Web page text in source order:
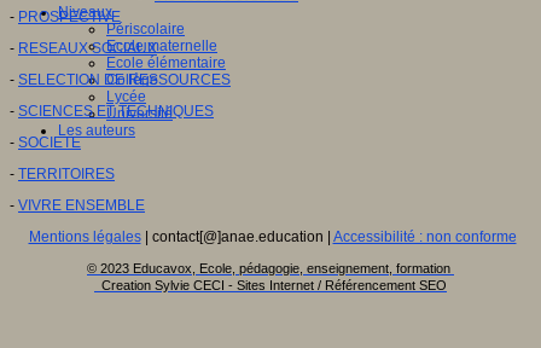
Niveaux
Périscolaire
Ecole maternelle
Ecole élémentaire
Collège
Lycée
Université
Les auteurs
- PROSPECTIVE
- RESEAUX SOCIAUX
- SELECTION DE RESSOURCES
- SCIENCES ET TECHNIQUES
- SOCIETE
- TERRITOIRES
- VIVRE ENSEMBLE
Mentions légales| contact[@]anae.education | Accessibilité : non conforme
© 2023 Educavox, Ecole, pédagogie, enseignement, formation
Creation Sylvie CECI - Sites Internet / Référencement SEO